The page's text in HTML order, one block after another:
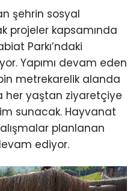
şehrin sosyal
projeler kapsamında
Parkı’ndaki
Yapımı devam eden
metrekarelik alanda
her yaştan ziyaretçiye
sunacak. Hayvanat
planlanan
ediyor.